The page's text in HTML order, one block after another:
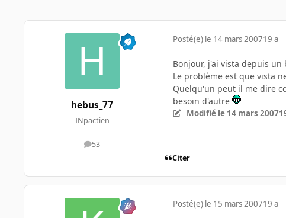
hebus_77
INpactien
53
messages
Posté(e) le 14 mars 200719 a
Bonjour, j'ai vista depuis
Le problème est que vista
Quelqu'un peut il me dire
besoin d'autre
Modifié le 14 mars 2007
Citer
Posté(e) le 15 mars 200719 a